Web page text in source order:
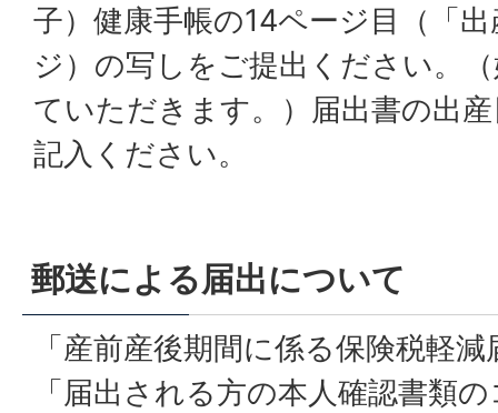
子）健康手帳の14ページ目（「
ジ）の写しをご提出ください。
ていただきます。）届出書の出
記入ください。
郵送による届出について
「産前産後期間に係る保険税軽
「届出される方の本人確認書類